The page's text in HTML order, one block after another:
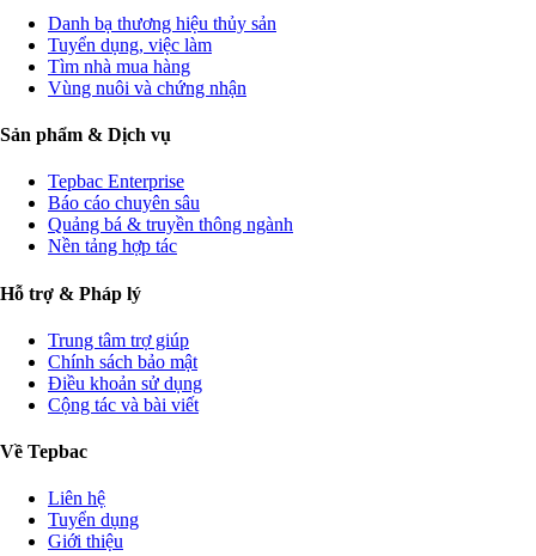
Danh bạ thương hiệu thủy sản
Tuyển dụng, việc làm
Tìm nhà mua hàng
Vùng nuôi và chứng nhận
Sản phẩm & Dịch vụ
Tepbac Enterprise
Báo cáo chuyên sâu
Quảng bá & truyền thông ngành
Nền tảng hợp tác
Hỗ trợ & Pháp lý
Trung tâm trợ giúp
Chính sách bảo mật
Điều khoản sử dụng
Cộng tác và bài viết
Về Tepbac
Liên hệ
Tuyển dụng
Giới thiệu